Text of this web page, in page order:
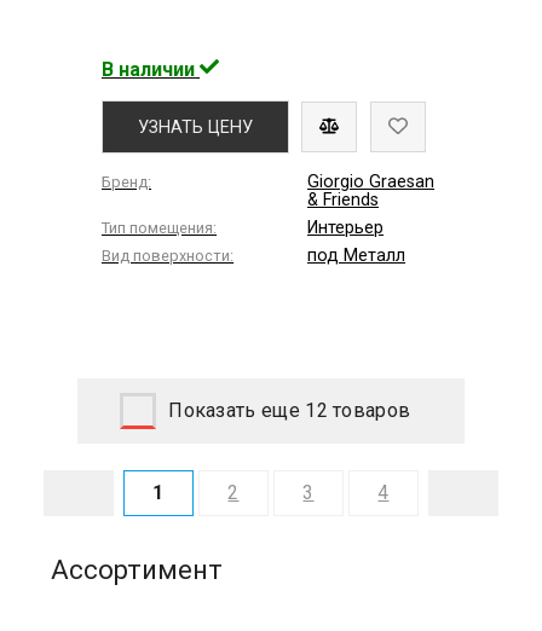
В наличии
УЗНАТЬ ЦЕНУ
Бренд:
Giorgio Graesan
& Friends
Тип помещения: Интерьер
Вид поверхности: под Металл
Показать еще 12 товаров
1 2 3 4
Ассортимент